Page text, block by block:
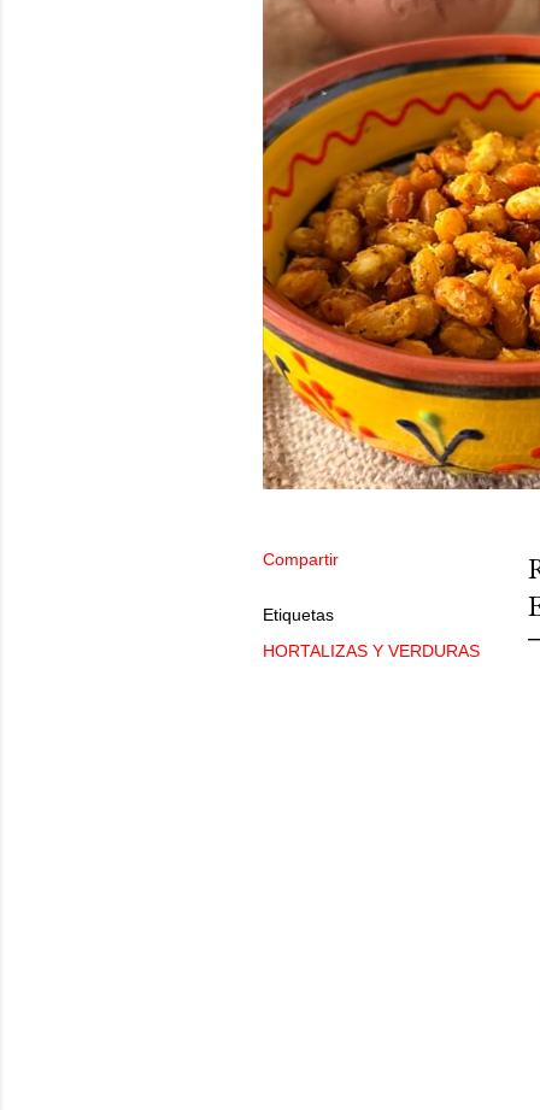
Compartir
Etiquetas
HORTALIZAS Y VERDURAS